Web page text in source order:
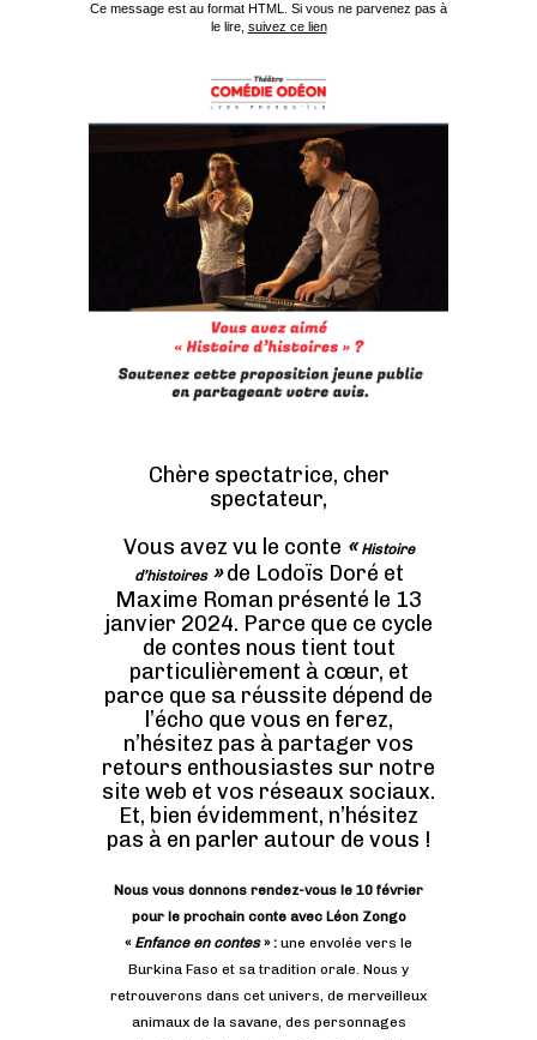
Ce message est au format HTML. Si vous ne parvenez pas à
le lire, suivez ce lien
Chère spectatrice, cher
spectateur,
Vous avez vu le conte «Histoire
d’histoires »de Lodoïs Doré et
Maxime Roman présenté le 13
janvier 2024. Parce que ce cycle
de contes nous tient tout
particulièrement à cœur, et
parce que sa réussite dépend de
l’écho que vous en ferez,
n’hésitez pas à partager vos
retours enthousiastes sur notre
site web et vos réseaux sociaux.
Et, bien évidemment, n’hésitez
pas à en parler autour de vous !
Nous vous donnons rendez-vous le 10 février
pour le prochain conte avec Léon Zongo
« Enfance en contes» : une envolée vers le
Burkina Faso et sa tradition orale. Nous y
retrouverons dans cet univers, de merveilleux
animaux de la savane, des personnages